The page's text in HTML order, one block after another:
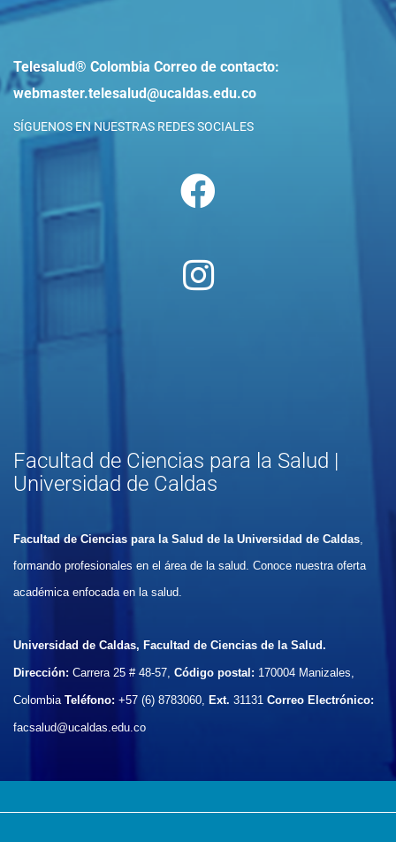
Telesalud® Colombia Correo de contacto:
webmaster.telesalud@ucaldas.edu.co
SÍGUENOS EN NUESTRAS REDES SOCIALES
Facultad de Ciencias para la Salud |
Universidad de Caldas
Facultad de Ciencias para la Salud de la Universidad de Caldas,
formando profesionales en el área de la salud. Conoce nuestra oferta
académica enfocada en la salud.
Universidad de Caldas, Facultad de Ciencias de la Salud.
Dirección: Carrera 25 # 48-57, Código postal: 170004 Manizales,
Colombia Teléfono: +57 (6) 8783060, Ext. 31131 Correo Electrónico:
facsalud@ucaldas.edu.co